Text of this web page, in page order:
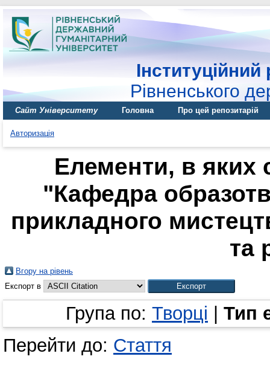
Інституційний
Рівненського
Сайт Університету Головна Про цей репозитарій
Авторизація
Елементи, в яких
"Кафедра
прикладного
та
Вгору на рівень
Експорт в
Група по: Творці
Тип
Перейти до: Стаття